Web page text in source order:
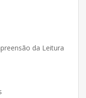
da Leitura